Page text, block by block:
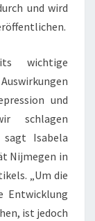
und wird
wichtige
und
schlagen
sagt Isabela
Nijmegen in
„Um die
Entwicklung
ist jedoch